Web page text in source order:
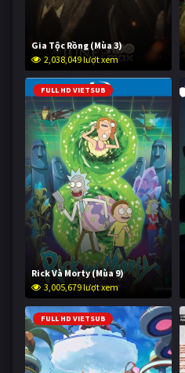
Gia Tộc Rồng (Mùa 3)
2,038,049 lượt xem
FULL HD VIETSUB
Rick Và Morty (Mùa 9)
3,005,679 lượt xem
FULL HD VIETSUB